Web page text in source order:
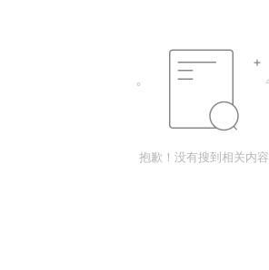
抱歉！没有搜到相关内容